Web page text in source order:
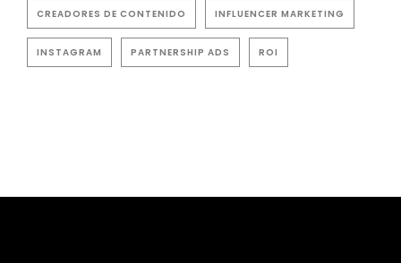
CREADORES DE CONTENIDO INFLUENCER MARKETING
INSTAGRAM PARTNERSHIP ADS ROI